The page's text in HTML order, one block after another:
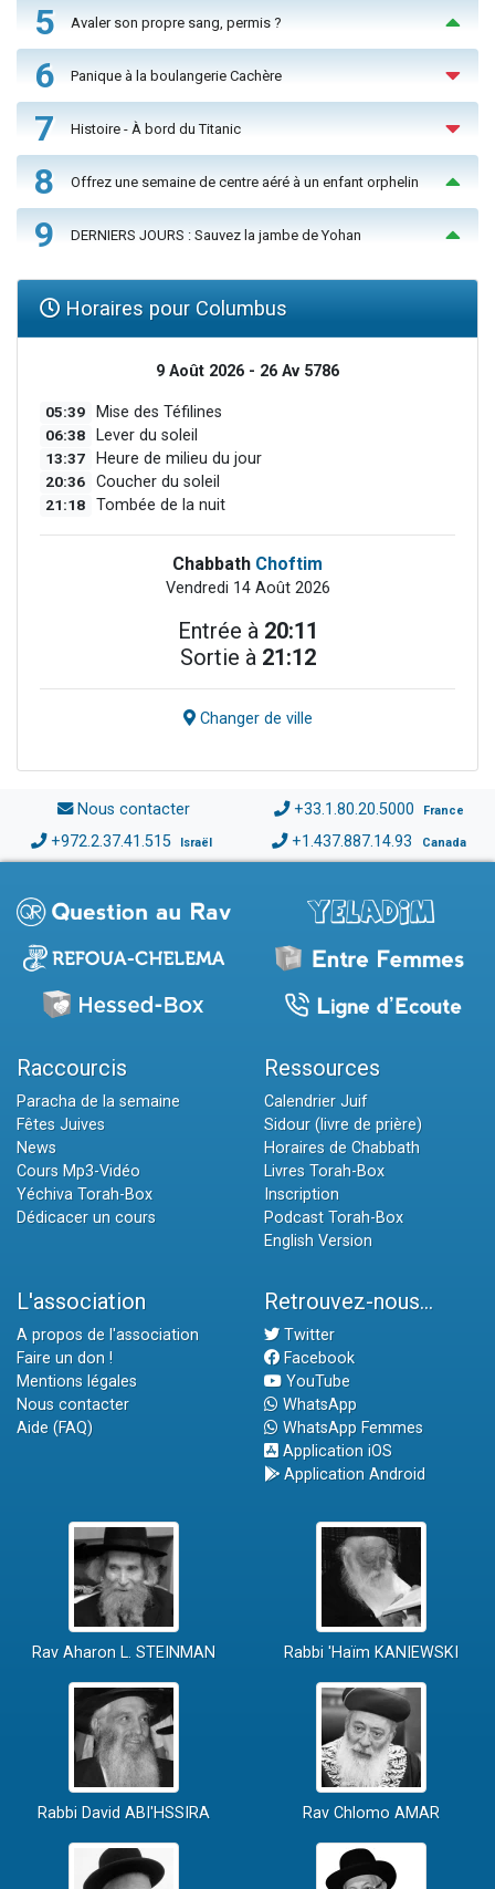
5 Avaler son propre sang, permis ?
6 Panique à la boulangerie Cachère
7 Histoire - À bord du Titanic
8 Offrez une semaine de centre aéré à un enfant orphelin
9 DERNIERS JOURS : Sauvez la jambe de Yohan
Horaires pour Columbus
9 Août 2026 - 26 Av 5786
05:39 Mise des Téfilines
06:38 Lever du soleil
13:37 Heure de milieu du jour
20:36 Coucher du soleil
21:18 Tombée de la nuit
Chabbath Choftim
Vendredi 14 Août 2026
Entrée à 20:11
Sortie à 21:12
Changer de ville
Nous contacter +33.1.80.20.5000 France
+972.2.37.41.515 Israël +1.437.887.14.93 Canada
Raccourcis
Paracha de la semaine
Fêtes Juives
News
Cours Mp3-Vidéo
Yéchiva Torah-Box
Dédicacer un cours
Ressources
Calendrier Juif
Sidour (livre de prière)
Horaires de Chabbath
Livres Torah-Box
Inscription
Podcast Torah-Box
English Version
L'association
A propos de l'association
Faire un don !
Mentions légales
Nous contacter
Aide (FAQ)
Retrouvez-nous...
Twitter
Facebook
YouTube
WhatsApp
WhatsApp Femmes
Application iOS
Application Android
Rav Aharon L. STEINMAN Rabbi 'Haïm KANIEWSKI
Rabbi David ABI'HSSIRA Rav Chlomo AMAR